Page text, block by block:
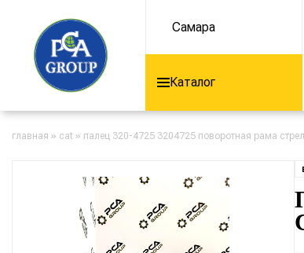
Самара
Каталог
главная » cat » палец 320-4725 3204725 поворотная рама